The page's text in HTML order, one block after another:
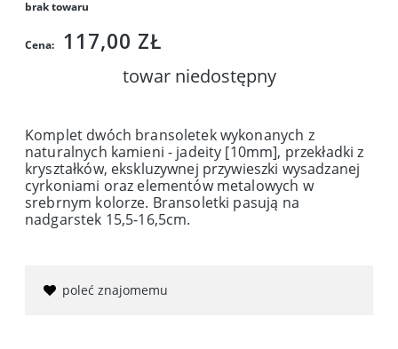
brak towaru
Cena: 117,00 ZŁ
towar niedostępny
Komplet dwóch bransoletek wykonanych z
naturalnych kamieni - jadeity [10mm], przekładki z
kryształków, ekskluzywnej przywieszki wysadzanej
cyrkoniami oraz elementów metalowych w
srebrnym kolorze. Bransoletki pasują na
nadgarstek 15,5-16,5cm.
poleć znajomemu